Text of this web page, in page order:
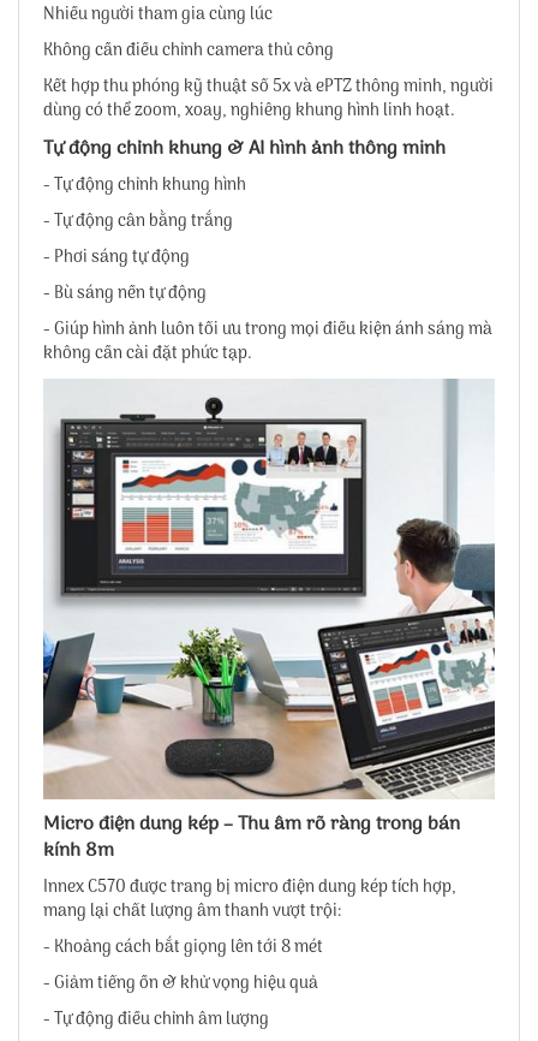
Nhiều người tham gia cùng lúc
Không cần điều chỉnh camera thủ công
Kết hợp thu phóng kỹ thuật số 5x và ePTZ thông minh, người
dùng có thể zoom, xoay, nghiêng khung hình linh hoạt.
Tự động chỉnh khung & AI hình ảnh thông minh
- Tự động chỉnh khung hình
- Tự động cân bằng trắng
- Phơi sáng tự động
- Bù sáng nền tự động
- Giúp hình ảnh luôn tối ưu trong mọi điều kiện ánh sáng mà
không cần cài đặt phức tạp.
Micro điện dung kép – Thu âm rõ ràng trong bán
kính 8m
Innex C570 được trang bị micro điện dung kép tích hợp,
mang lại chất lượng âm thanh vượt trội:
- Khoảng cách bắt giọng lên tới 8 mét
- Giảm tiếng ồn & khử vọng hiệu quả
- Tự động điều chỉnh âm lượng